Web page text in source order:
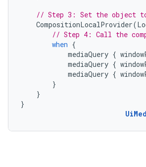
// Step 3: Set the object to
CompositionLocalProvider(
// Step 4: Call the
when {
mediaQuery {
mediaQuery {
mediaQuery {
}
}
}